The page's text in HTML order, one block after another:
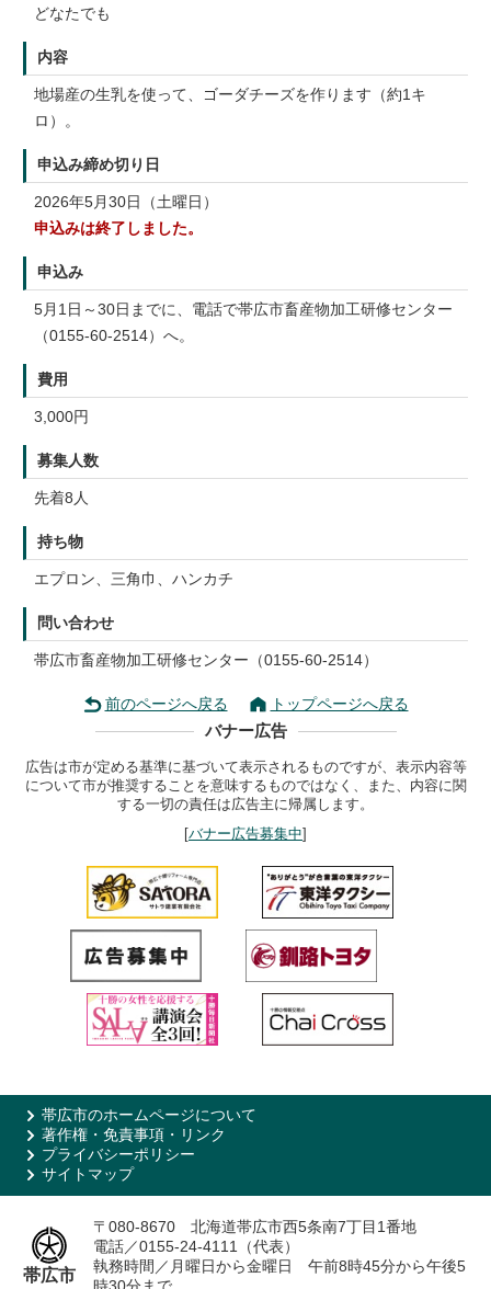
どなたでも
内容
地場産の生乳を使って、ゴーダチーズを作ります（約1キ
ロ）。
申込み締め切り日
2026年5月30日（土曜日）
申込みは終了しました。
申込み
5月1日～30日までに、電話で帯広市畜産物加工研修センター
（0155-60-2514）へ。
費用
3,000円
募集人数
先着8人
持ち物
エプロン、三角巾、ハンカチ
問い合わせ
帯広市畜産物加工研修センター（0155-60-2514）
前のページへ戻る トップページへ戻る
バナー広告
広告は市が定める基準に基づいて表示されるものですが、表示内容等
について市が推奨することを意味するものではなく、また、内容に関
する一切の責任は広告主に帰属します。
[バナー広告募集中]
帯広市のホームページについて
著作権・免責事項・リンク
プライバシーポリシー
サイトマップ
帯広市
〒080-8670 北海道帯広市西5条南7丁目1番地
電話／0155-24-4111（代表）
執務時間／月曜日から金曜日 午前8時45分から午後5